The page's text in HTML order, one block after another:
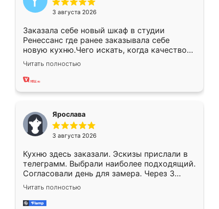
3 августа 2026
Заказала себе новый шкаф в студии
Ренессанс где ранее заказывала себе
новую кухню.Чего искать, когда качеством
вполне довольна. Служит кухня уже почти
два года, нареканий нет.
Читать полностью
Ярослава
3 августа 2026
Кухню здесь заказали. Эскизы прислали в
телеграмм. Выбрали наиболее подходящий.
Согласовали день для замера. Через 3
недели кухня была уже готова. Остались
довольны работой. Спасибо Ренессанс
мебель за качественную работу!
Читать полностью